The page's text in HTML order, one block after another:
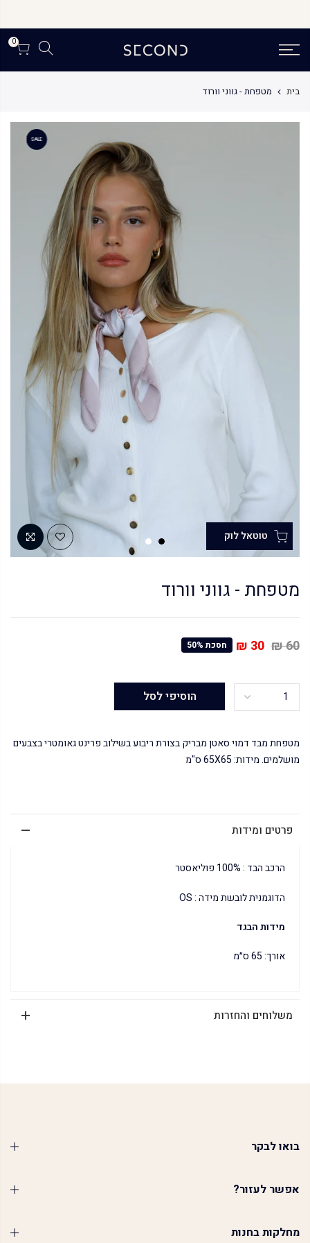
0
בית מטפחת - גווני וורוד
SALE
מטפחת - גווני וורוד
60 ₪
30 ₪ חסכת 50%
הוסיפי לסל
מטפחת מבד דמוי סאטן מבריק בצורת ריבוע בשילוב פרינט גאומטרי בצבעים
מושלמים. מידות: 65X65 ס"מ
פרטים ומידות
הרכב הבד : 100% פוליאסטר
הדוגמנית לובשת מידה : OS
מידות הבגד
אורך: 65 ס״מ
משלוחים והחזרות
בואו לבקר
אפשר לעזור?
מחלקות בחנות